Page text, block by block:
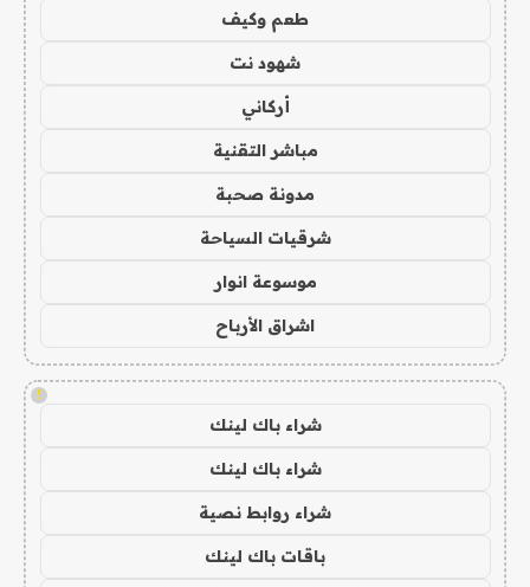
طعم وكيف
شهود نت
أركاني
مباشر التقنية
مدونة صحبة
شرقيات السياحة
موسوعة انوار
اشراق الأرباح
!
شراء باك لينك
شراء باك لينك
شراء روابط نصية
باقات باك لينك